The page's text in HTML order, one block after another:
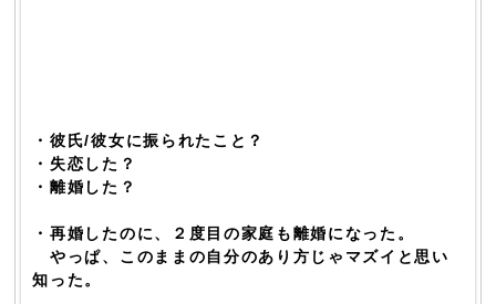
・彼氏/彼女に振られたこと？
・失恋した？
・離婚した？
・再婚したのに、２度目の家庭も離婚になった。
やっぱ、このままの自分のあり方じゃマズイと思い
知った。